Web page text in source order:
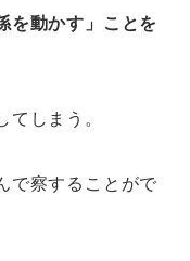
を動かす」ことを
てしまう。
で察することがで